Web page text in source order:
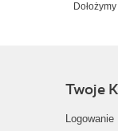
Twoje
Logowanie